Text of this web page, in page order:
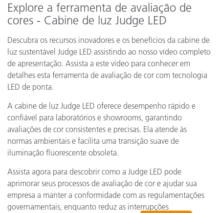
Explore a ferramenta de avaliação de
cores - Cabine de luz Judge LED
Descubra os recursos inovadores e os benefícios da cabine de
luz sustentável Judge LED assistindo ao nosso vídeo completo
de apresentação. Assista a este vídeo para conhecer em
detalhes esta ferramenta de avaliação de cor com tecnologia
LED de ponta.
A cabine de luz Judge LED oferece desempenho rápido e
confiável para laboratórios e showrooms, garantindo
avaliações de cor consistentes e precisas. Ela atende às
normas ambientais e facilita uma transição suave de
iluminação fluorescente obsoleta.
Assista agora para descobrir como a Judge LED pode
aprimorar seus processos de avaliação de cor e ajudar sua
empresa a manter a conformidade com as regulamentações
governamentais, enquanto reduz as interrupções